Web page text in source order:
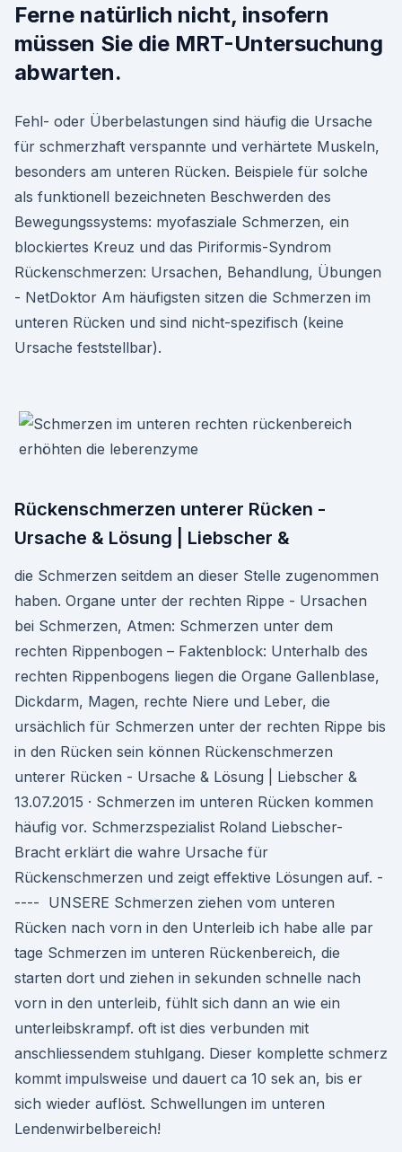
Ferne natürlich nicht, insofern
müssen Sie die MRT-Untersuchung
abwarten.
Fehl- oder Überbelastungen sind häufig die Ursache
für schmerzhaft verspannte und verhärtete Muskeln,
besonders am unteren Rücken. Beispiele für solche
als funktionell bezeichneten Beschwerden des
Bewegungssystems: myofasziale Schmerzen, ein
blockiertes Kreuz und das Piriformis-Syndrom
Rückenschmerzen: Ursachen, Behandlung, Übungen
- NetDoktor Am häufigsten sitzen die Schmerzen im
unteren Rücken und sind nicht-spezifisch (keine
Ursache feststellbar).
Rückenschmerzen unterer Rücken -
Ursache & Lösung | Liebscher &
die Schmerzen seitdem an dieser Stelle zugenommen
haben. Organe unter der rechten Rippe - Ursachen
bei Schmerzen, Atmen: Schmerzen unter dem
rechten Rippenbogen – Faktenblock: Unterhalb des
rechten Rippenbogens liegen die Organe Gallenblase,
Dickdarm, Magen, rechte Niere und Leber, die
ursächlich für Schmerzen unter der rechten Rippe bis
in den Rücken sein können Rückenschmerzen
unterer Rücken - Ursache & Lösung | Liebscher &
13.07.2015 · Schmerzen im unteren Rücken kommen
häufig vor. Schmerzspezialist Roland Liebscher-
Bracht erklärt die wahre Ursache für
Rückenschmerzen und zeigt effektive Lösungen auf. -
---- ️ UNSERE Schmerzen ziehen vom unteren
Rücken nach vorn in den Unterleib ich habe alle par
tage Schmerzen im unteren Rückenbereich, die
starten dort und ziehen in sekunden schnelle nach
vorn in den unterleib, fühlt sich dann an wie ein
unterleibskrampf. oft ist dies verbunden mit
anschliessendem stuhlgang. Dieser komplette schmerz
kommt impulsweise und dauert ca 10 sek an, bis er
sich wieder auflöst. Schwellungen im unteren
Lendenwirbelbereich!